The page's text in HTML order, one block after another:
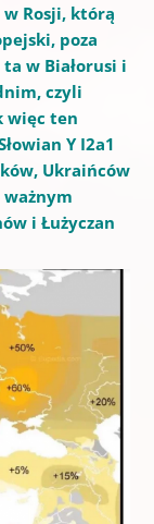
Rosji, którą
poza
w Białorusi i
czyli
więc ten
Y I2a1
Ukraińców
ważnym
i Łużyczan